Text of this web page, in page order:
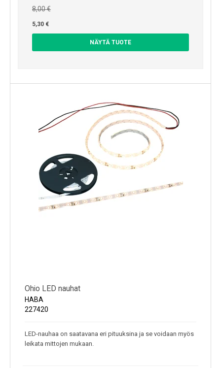
8,00 €
5,30 €
NÄYTÄ TUOTE
Ohio LED nauhat
HABA
227420
LED-nauhaa on saatavana eri pituuksina ja se voidaan myös
leikata mittojen mukaan.